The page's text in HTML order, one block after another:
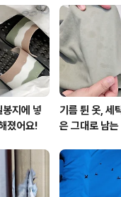
에는 튤립축제보러 에버랜드도
요 ㅎㅎㅎ 향기는 없지만 나름
요~ ▼오늘은 주황색이 땡기
지에 넣
졌어요!
기름 튄 옷, 세
은 그대로 남